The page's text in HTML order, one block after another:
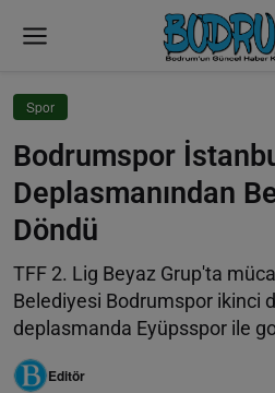
Spor
Bodrumspor
Deplasmanından
Döndü
TFF 2. Lig Beyaz Grup'ta
Belediyesi Bodrumspor ikinci
deplasmanda Eyüpsspor ile
Editör